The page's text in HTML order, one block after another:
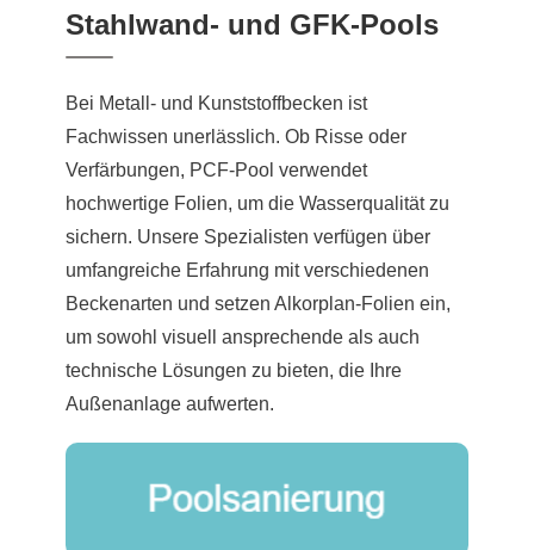
Stahlwand- und GFK-Pools
Bei Metall- und Kunststoffbecken ist
Fachwissen unerlässlich. Ob Risse oder
Verfärbungen, PCF-Pool verwendet
hochwertige Folien, um die Wasserqualität zu
sichern. Unsere Spezialisten verfügen über
umfangreiche Erfahrung mit verschiedenen
Beckenarten und setzen Alkorplan-Folien ein,
um sowohl visuell ansprechende als auch
technische Lösungen zu bieten, die Ihre
Außenanlage aufwerten.